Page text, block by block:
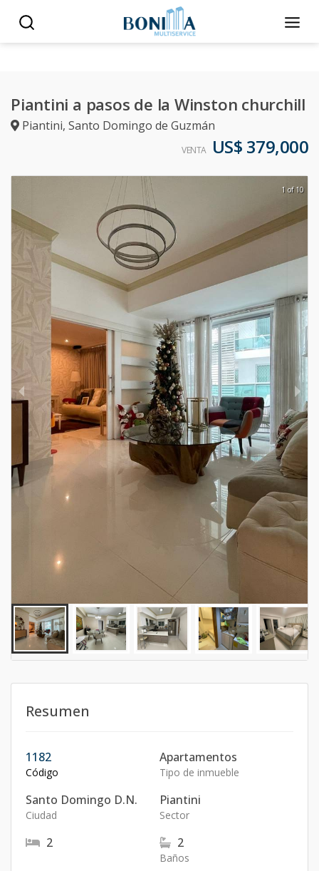
Piantini a pasos de la Winston churchill
Piantini, Santo Domingo de Guzmán
VENTA US$ 379,000
1 of 10
Resumen
1182
Código
Apartamentos
Tipo de inmueble
Santo Domingo D.N.
Ciudad
Piantini
Sector
2 2
Baños